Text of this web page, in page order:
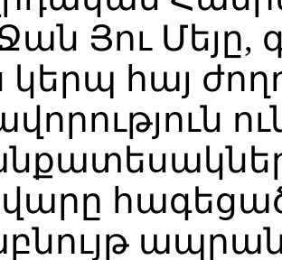
Յու Մեյը,
կերպ հայ